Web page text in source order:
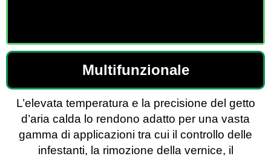
Multifunzionale
L’elevata temperatura e la precisione del getto
d’aria calda lo rendono adatto per una vasta
gamma di applicazioni tra cui il controllo delle
infestanti, la rimozione della vernice, il